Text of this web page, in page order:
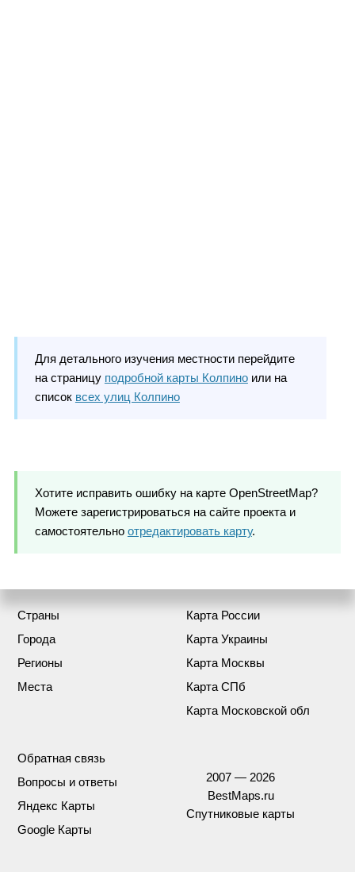
Для детального изучения местности перейдите
на страницу подробной карты Колпиноили на
список всех улиц Колпино
Хотите исправить ошибку на карте OpenStreetMap?
Можете зарегистрироваться на сайте проекта и
самостоятельно отредактировать карту.
Страны
Города
Регионы
Места
Карта России
Карта Украины
Карта Москвы
Карта СПб
Карта Московской обл
Обратная связь
Вопросы и ответы
Яндекс Карты
Google Карты
2007 — 2026
BestMaps.ru
Спутниковые карты